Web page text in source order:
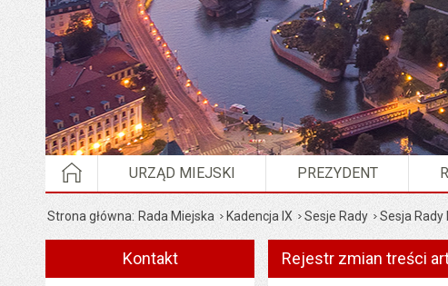
STRONA GŁÓWNA
URZĄD MIEJSKI PREZYDENT
Strona główna Rada Miejska Kadencja IX Sesje Rady Sesja Rady
Kontakt Rejestr zmian treści